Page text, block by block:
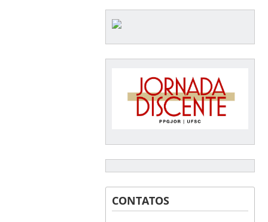
CONTATOS